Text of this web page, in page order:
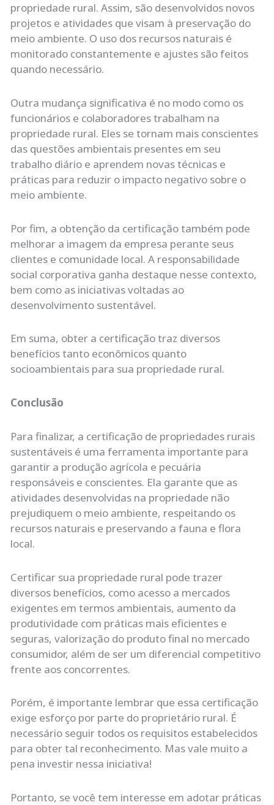
propriedade rural. Assim, são desenvolvidos novos
projetos e atividades que visam à preservação do
meio ambiente. O uso dos recursos naturais é
monitorado constantemente e ajustes são feitos
quando necessário.
Outra mudança significativa é no modo como os
funcionários e colaboradores trabalham na
propriedade rural. Eles se tornam mais conscientes
das questões ambientais presentes em seu
trabalho diário e aprendem novas técnicas e
práticas para reduzir o impacto negativo sobre o
meio ambiente.
Por fim, a obtenção da certificação também pode
melhorar a imagem da empresa perante seus
clientes e comunidade local. A responsabilidade
social corporativa ganha destaque nesse contexto,
bem como as iniciativas voltadas ao
desenvolvimento sustentável.
Em suma, obter a certificação traz diversos
benefícios tanto econômicos quanto
socioambientais para sua propriedade rural.
Conclusão
Para finalizar, a certificação de propriedades rurais
sustentáveis é uma ferramenta importante para
garantir a produção agrícola e pecuária
responsáveis e conscientes. Ela garante que as
atividades desenvolvidas na propriedade não
prejudiquem o meio ambiente, respeitando os
recursos naturais e preservando a fauna e flora
local.
Certificar sua propriedade rural pode trazer
diversos benefícios, como acesso a mercados
exigentes em termos ambientais, aumento da
produtividade com práticas mais eficientes e
seguras, valorização do produto final no mercado
consumidor, além de ser um diferencial competitivo
frente aos concorrentes.
Porém, é importante lembrar que essa certificação
exige esforço por parte do proprietário rural. É
necessário seguir todos os requisitos estabelecidos
para obter tal reconhecimento. Mas vale muito a
pena investir nessa iniciativa!
Portanto, se você tem interesse em adotar práticas